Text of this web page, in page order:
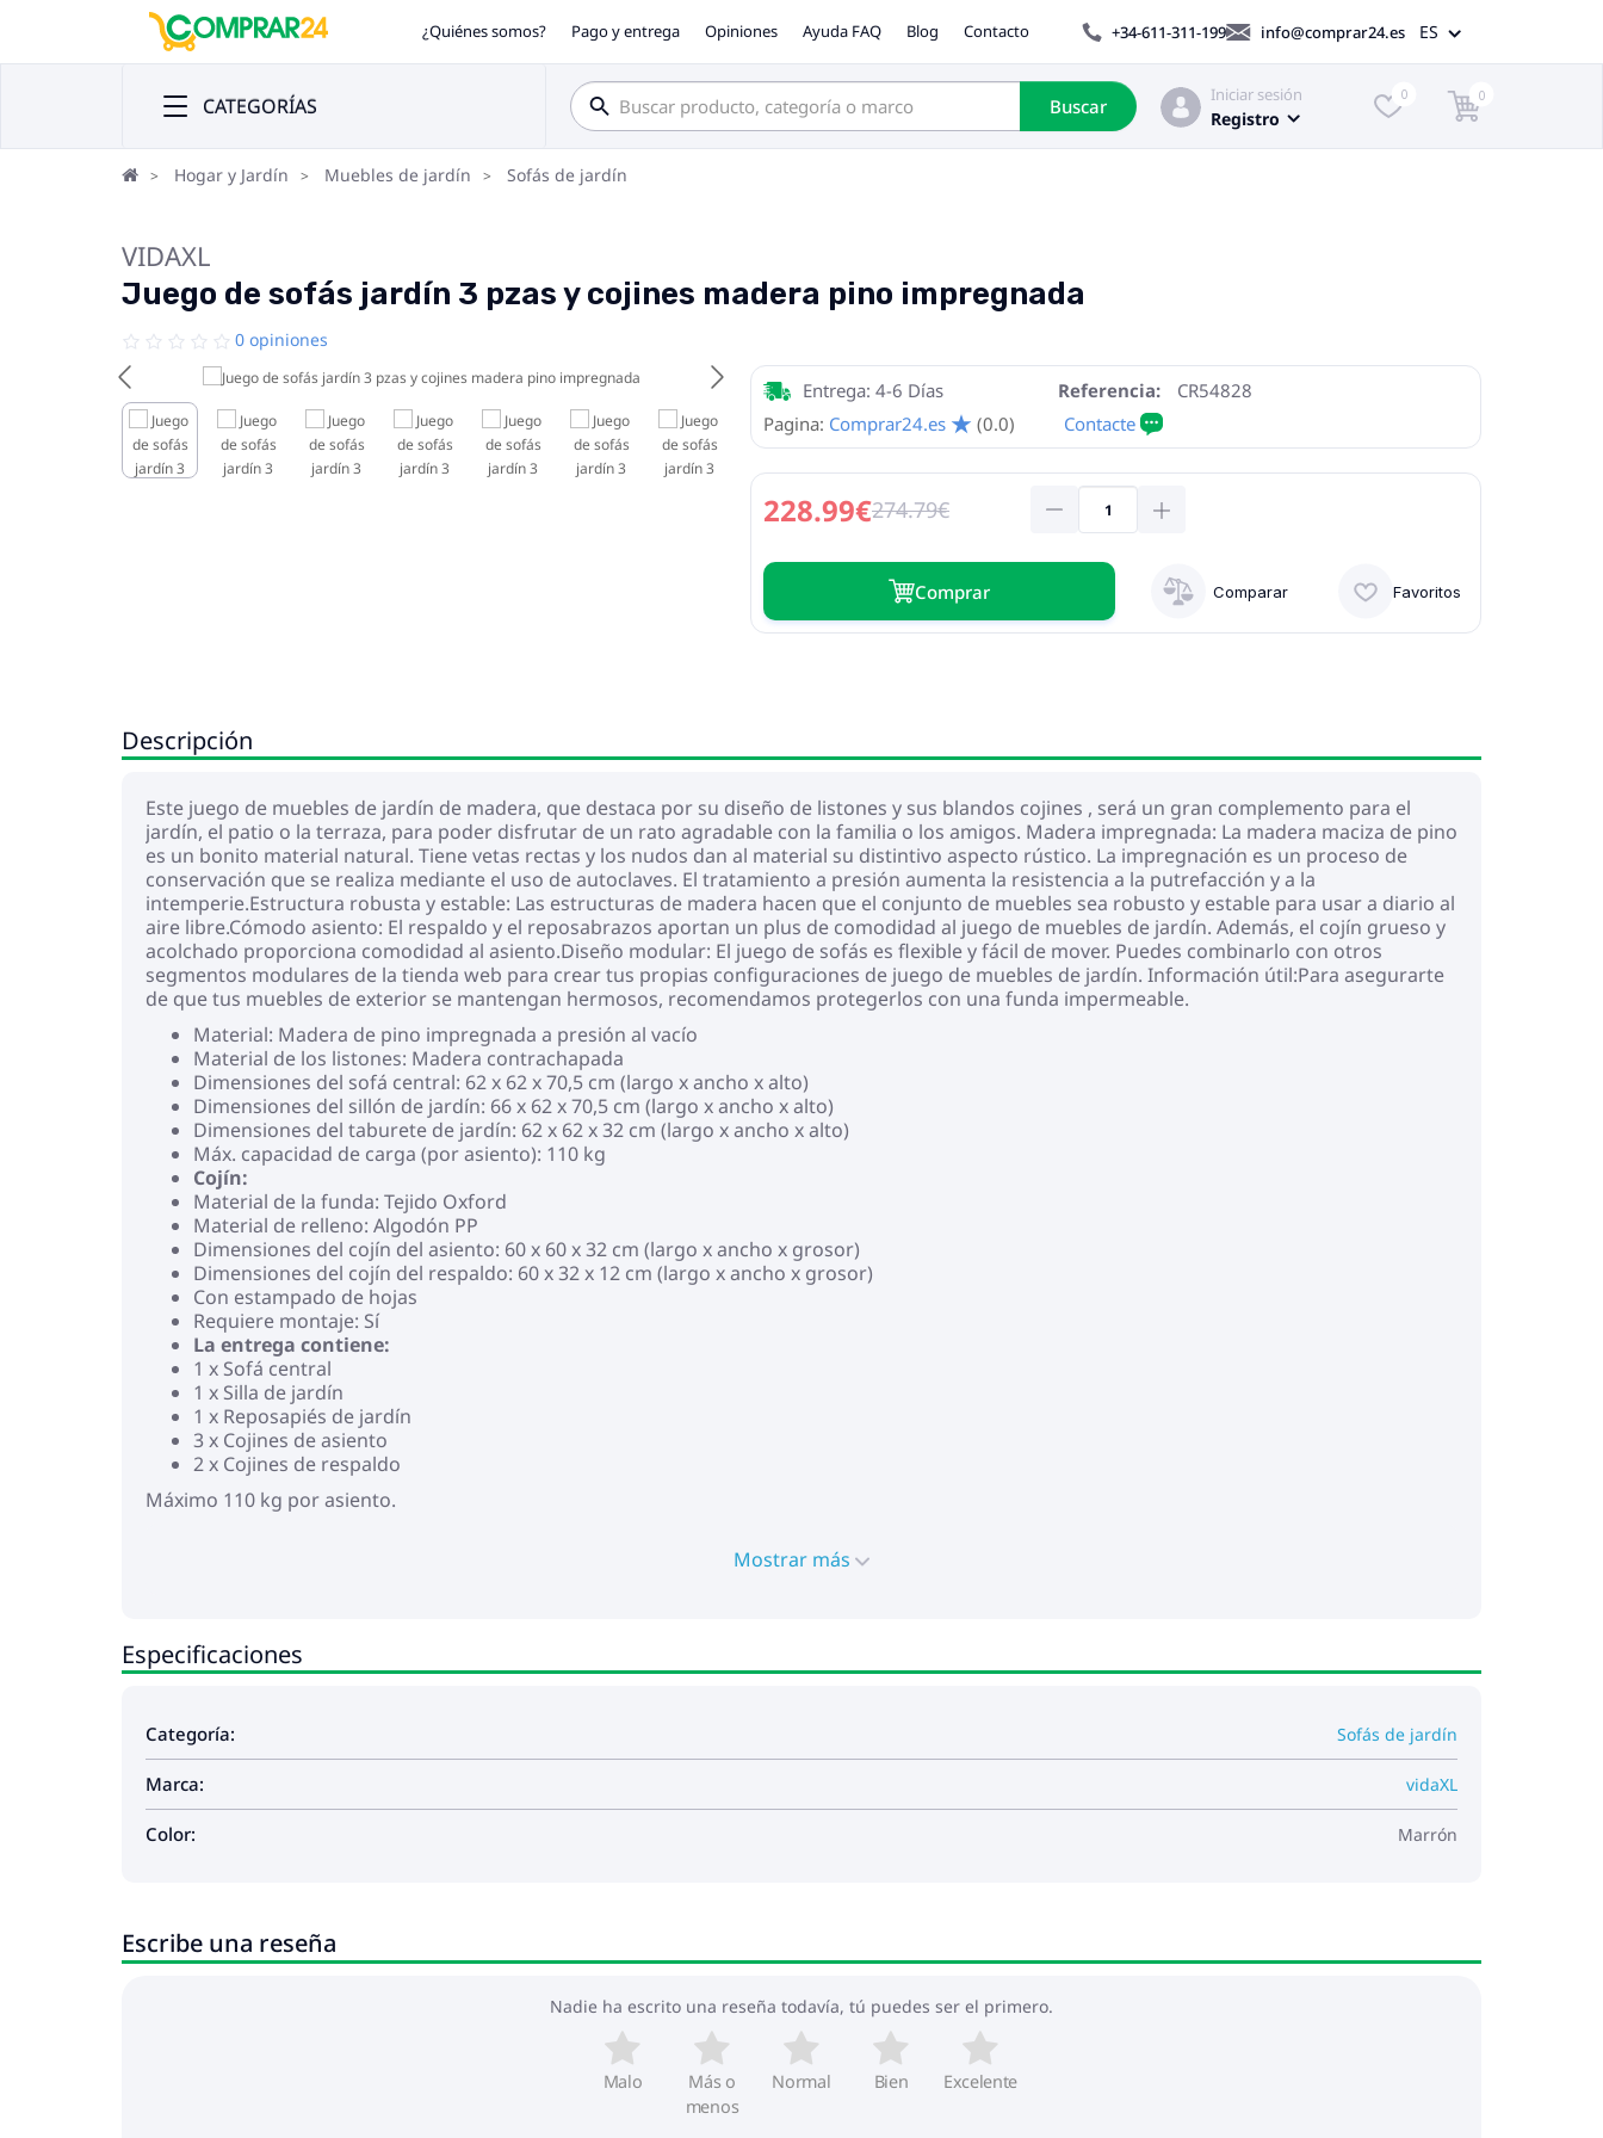
¿Quiénes somos? Pago y entrega Opiniones Ayuda FAQ Blog Contacto +34-611-311-199 info@comprar24.es ES
CATEGORÍAS Buscar
Iniciar sesión
Registro
0 0
Hogar y Jardín Muebles de jardín Sofás de jardín
VIDAXL
Juego de sofás jardín 3 pzas y cojines madera pino impregnada
0 opiniones
Entrega: 4-6 Días Referencia:
CR54828
Pagina: Comprar24.es (0.0)
228.99€274.79€
Сomprar Favoritos
Comparar
Descripción
Este juego de muebles de jardín de madera, que destaca por su diseño de listones y sus blandos cojines , será un gran complemento para el
jardín, el patio o la terraza, para poder disfrutar de un rato agradable con la familia o los amigos. Madera impregnada: La madera maciza de pino
es un bonito material natural. Tiene vetas rectas y los nudos dan al material su distintivo aspecto rústico. La impregnación es un proceso de
conservación que se realiza mediante el uso de autoclaves. El tratamiento a presión aumenta la resistencia a la putrefacción y a la
intemperie.Estructura robusta y estable: Las estructuras de madera hacen que el conjunto de muebles sea robusto y estable para usar a diario al
aire libre.Cómodo asiento: El respaldo y el reposabrazos aportan un plus de comodidad al juego de muebles de jardín. Además, el cojín grueso y
acolchado proporciona comodidad al asiento.Diseño modular: El juego de sofás es flexible y fácil de mover. Puedes combinarlo con otros
segmentos modulares de la tienda web para crear tus propias configuraciones de juego de muebles de jardín. Información útil:Para asegurarte
de que tus muebles de exterior se mantengan hermosos, recomendamos protegerlos con una funda impermeable.
Material: Madera de pino impregnada a presión al vacío
Material de los listones: Madera contrachapada
Dimensiones del sofá central: 62 x 62 x 70,5 cm (largo x ancho x alto)
Dimensiones del sillón de jardín: 66 x 62 x 70,5 cm (largo x ancho x alto)
Dimensiones del taburete de jardín: 62 x 62 x 32 cm (largo x ancho x alto)
Máx. capacidad de carga (por asiento): 110 kg
Cojín:
Material de la funda: Tejido Oxford
Material de relleno: Algodón PP
Dimensiones del cojín del asiento: 60 x 60 x 32 cm (largo x ancho x grosor)
Dimensiones del cojín del respaldo: 60 x 32 x 12 cm (largo x ancho x grosor)
Con estampado de hojas
Requiere montaje: Sí
La entrega contiene:
1 x Sofá central
1 x Silla de jardín
1 x Reposapiés de jardín
3 x Cojines de asiento
2 x Cojines de respaldo
Máximo 110 kg por asiento.
Mostrar más
Especificaciones
Categoría: Sofás de jardín
Marca: vidaXL
Color: Marrón
Escribe una reseña
Nadie ha escrito una reseña todavía, tú puedes ser el primero.
Malo
Más o
menos
Normal Bien Excelente